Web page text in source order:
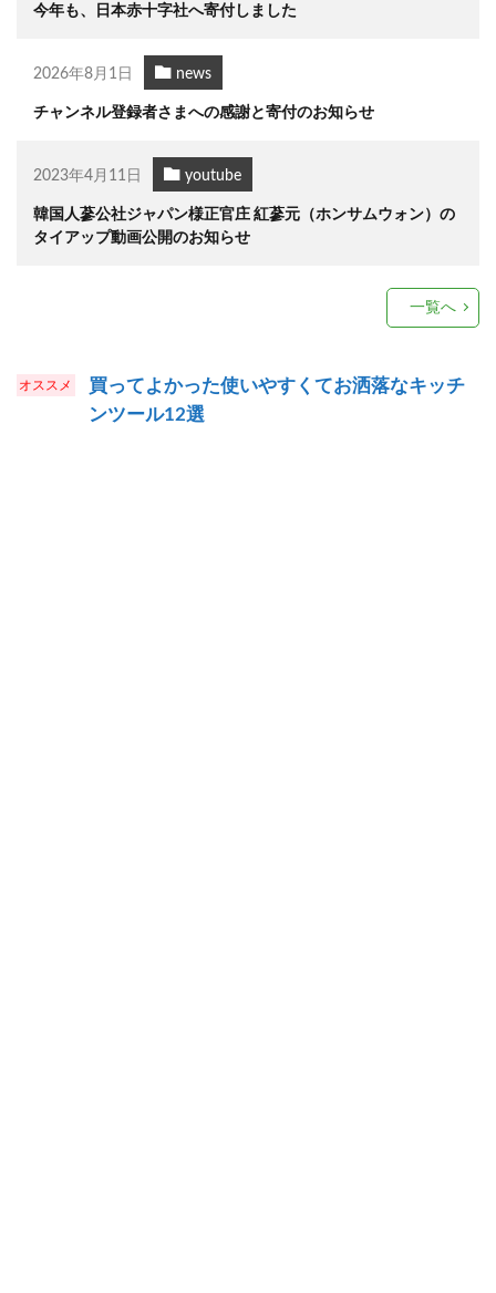
今年も、日本赤十字社へ寄付しました
2026年8月1日 news
チャンネル登録者さまへの感謝と寄付のお知らせ
2023年4月11日 youtube
韓国人蔘公社ジャパン様正官庄 紅蔘元（ホンサムウォン）の
タイアップ動画公開のお知らせ
一覧へ
買ってよかった使いやすくてお洒落なキッチ
ンツール12選